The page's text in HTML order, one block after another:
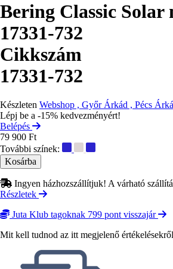
Bering Classic
17331-732
Cikkszám
17331-732
Készleten Webshop , Győr Árkád , Pécs
Lépj be a -15% kedvezményért!
Belépés
79 900 Ft
További színek:
Ingyen házhozszállítjuk! A várható
Részletek
Juta Klub tagoknak 799 pont visszajár
Mit kell tudnod az itt megjelenő